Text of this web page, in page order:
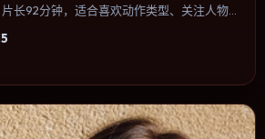
长92分钟，适合喜欢动作类型、关注人物命
影或类型片补片的选择。